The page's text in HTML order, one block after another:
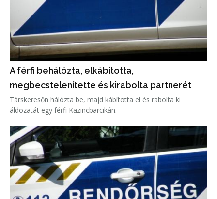
A férfi behálózta, elkábította,
megbecstelenítette és kirabolta partnerét
Társkeresőn hálózta be, majd kábította el és rabolta ki
áldozatát egy férfi Kazincbarcikán.